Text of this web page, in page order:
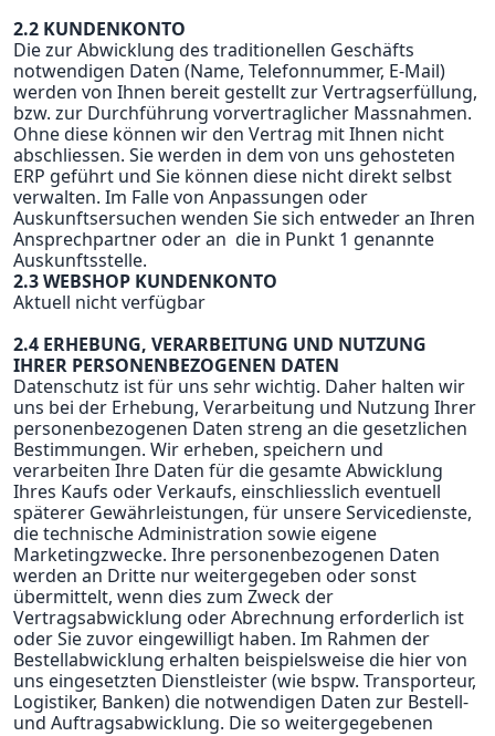
2.2 KUNDENKONTO
Die zur Abwicklung des traditionellen Geschäfts
notwendigen Daten (Name, Telefonnummer, E-Mail)
werden von Ihnen bereit gestellt zur Vertragserfüllung,
bzw. zur Durchführung vorvertraglicher Massnahmen.
Ohne diese können wir den Vertrag mit Ihnen nicht
abschliessen. Sie werden in dem von uns gehosteten
ERP geführt und Sie können diese nicht direkt selbst
verwalten. Im Falle von Anpassungen oder
Auskunftsersuchen wenden Sie sich entweder an Ihren
Ansprechpartner oder an die in Punkt 1 genannte
Auskunftsstelle.
2.3 WEBSHOP KUNDENKONTO
Aktuell nicht verfügbar
2.4 ERHEBUNG, VERARBEITUNG UND NUTZUNG
IHRER PERSONENBEZOGENEN DATEN
Datenschutz ist für uns sehr wichtig. Daher halten wir
uns bei der Erhebung, Verarbeitung und Nutzung Ihrer
personenbezogenen Daten streng an die gesetzlichen
Bestimmungen. Wir erheben, speichern und
verarbeiten Ihre Daten für die gesamte Abwicklung
Ihres Kaufs oder Verkaufs, einschliesslich eventuell
späterer Gewährleistungen, für unsere Servicedienste,
die technische Administration sowie eigene
Marketingzwecke. Ihre personenbezogenen Daten
werden an Dritte nur weitergegeben oder sonst
übermittelt, wenn dies zum Zweck der
Vertragsabwicklung oder Abrechnung erforderlich ist
oder Sie zuvor eingewilligt haben. Im Rahmen der
Bestellabwicklung erhalten beispielsweise die hier von
uns eingesetzten Dienstleister (wie bspw. Transporteur,
Logistiker, Banken) die notwendigen Daten zur Bestell-
und Auftragsabwicklung. Die so weitergegebenen